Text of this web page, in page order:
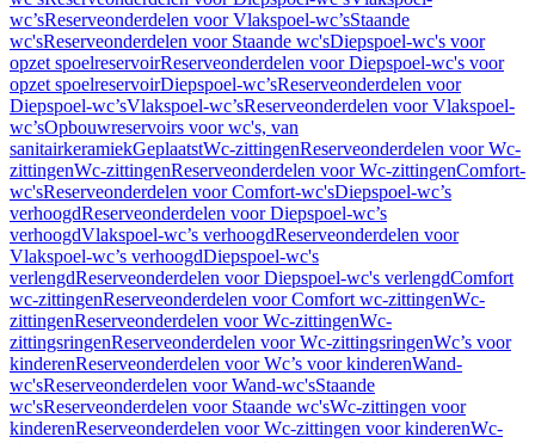
wc’sReserveonderdelen voor Vlakspoel-wc’sStaande
wc'sReserveonderdelen voor Staande wc'sDiepspoel-wc's voor
opzet spoelreservoirReserveonderdelen voor Diepspoel-wc's voor
opzet spoelreservoirDiepspoel-wc’sReserveonderdelen voor
Diepspoel-wc’sVlakspoel-wc’sReserveonderdelen voor Vlakspoel-
wc’sOpbouwreservoirs voor wc's, van
sanitairkeramiekGeplaatstWc-zittingenReserveonderdelen voor Wc-
zittingenWc-zittingenReserveonderdelen voor Wc-zittingenComfort-
wc'sReserveonderdelen voor Comfort-wc'sDiepspoel-wc’s
verhoogdReserveonderdelen voor Diepspoel-wc’s
verhoogdVlakspoel-wc’s verhoogdReserveonderdelen voor
Vlakspoel-wc’s verhoogdDiepspoel-wc's
verlengdReserveonderdelen voor Diepspoel-wc's verlengdComfort
wc-zittingenReserveonderdelen voor Comfort wc-zittingenWc-
zittingenReserveonderdelen voor Wc-zittingenWc-
zittingsringenReserveonderdelen voor Wc-zittingsringenWc’s voor
kinderenReserveonderdelen voor Wc’s voor kinderenWand-
wc'sReserveonderdelen voor Wand-wc'sStaande
wc'sReserveonderdelen voor Staande wc'sWc-zittingen voor
kinderenReserveonderdelen voor Wc-zittingen voor kinderenWc-